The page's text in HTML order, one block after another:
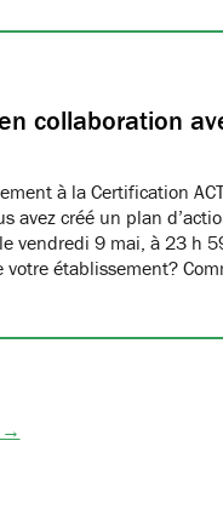
collaboration
à la Certification
avez créé un plan
vendredi 9 mai, à 23 h
établissement?
→